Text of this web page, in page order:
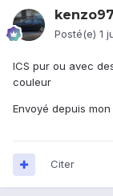
Posté(e) 1
ICS pur ou avec
couleur
Envoyé depuis
Citer